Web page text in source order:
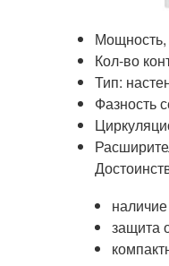
Мощность,
Кол-во
Тип:
Фазность
защита